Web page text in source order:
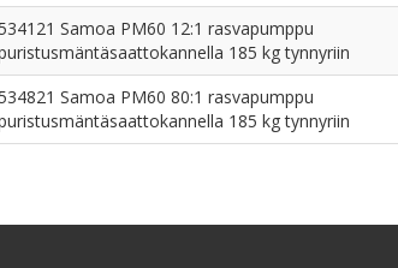
Samoa PM60 12:1 rasvapumppu
185 kg tynnyriin
Samoa PM60 80:1 rasvapumppu
185 kg tynnyriin